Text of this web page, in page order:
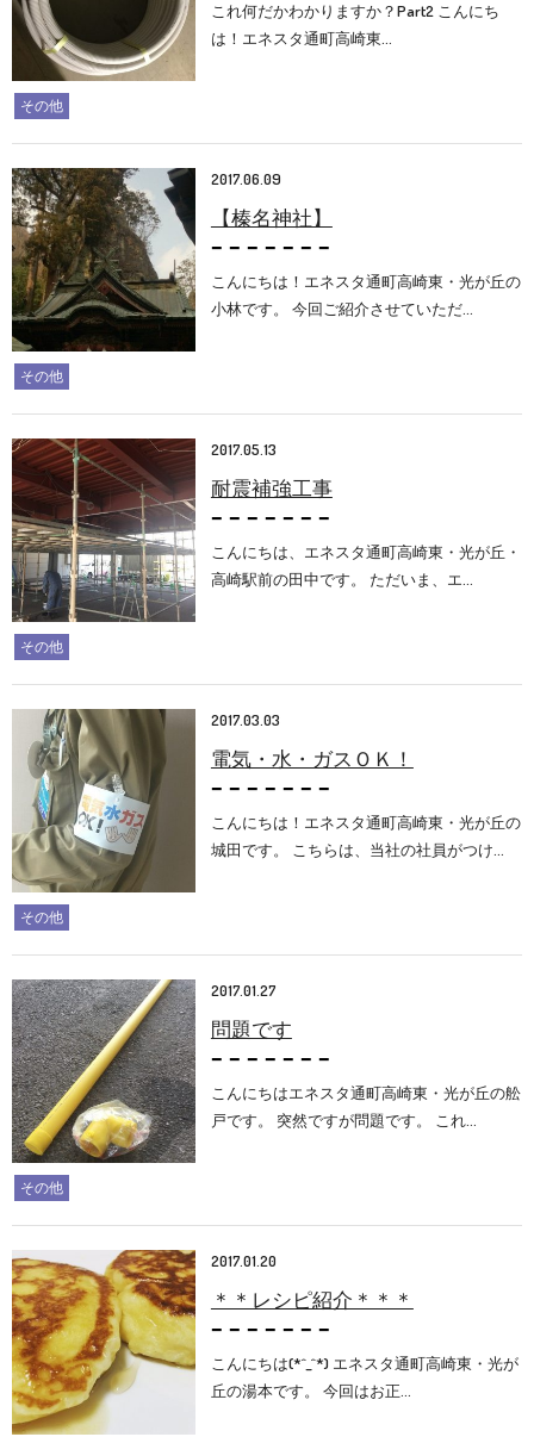
これ何だかわかりますか？Part2 こんにち
は！エネスタ通町高崎東…
その他
2017.06.09
【榛名神社】
こんにちは！エネスタ通町高崎東・光が丘の
小林です。 今回ご紹介させていただ…
その他
2017.05.13
耐震補強工事
こんにちは、エネスタ通町高崎東・光が丘・
高崎駅前の田中です。 ただいま、エ…
その他
2017.03.03
電気・水・ガスＯＫ！
こんにちは！エネスタ通町高崎東・光が丘の
城田です。 こちらは、当社の社員がつけ…
その他
2017.01.27
問題です
こんにちはエネスタ通町高崎東・光が丘の舩
戸です。 突然ですが問題です。 これ…
その他
2017.01.20
＊＊レシピ紹介＊＊＊
こんにちは(*^_^*) エネスタ通町高崎東・光が
丘の湯本です。 今回はお正…